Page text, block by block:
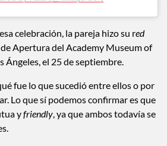
celebración, la pareja hizo su red
Apertura del Academy Museum of
fue lo que sucedió entre ellos o por
Lo que sí podemos confirmar es que
y